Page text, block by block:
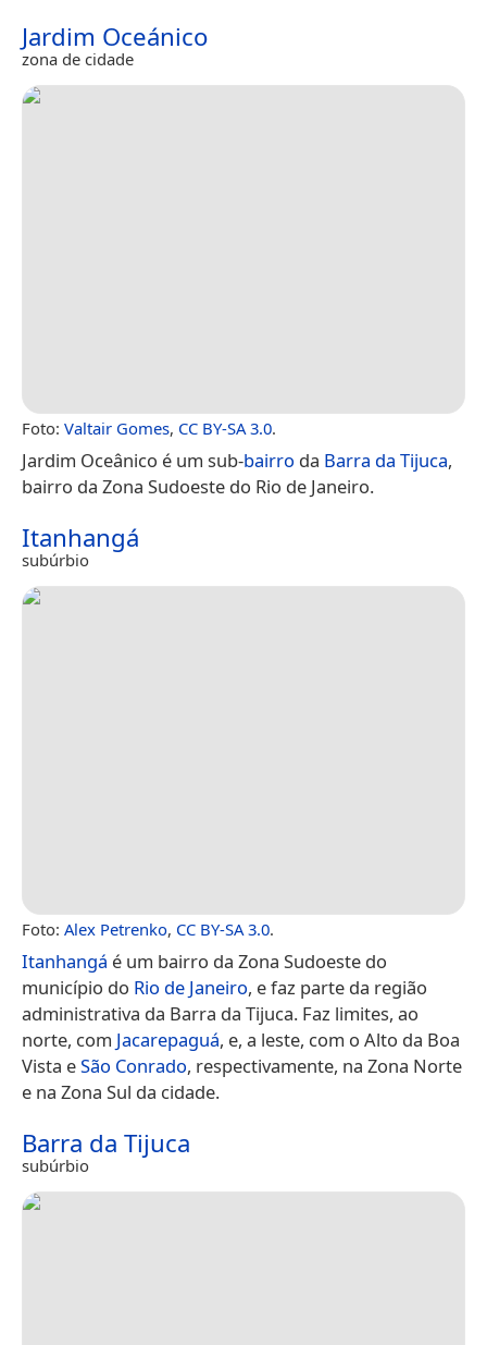
Jardim Oceánico
zona de cidade
Foto: Valtair Gomes, CC BY-SA 3.0.
Jardim Oceânico é um sub-bairro da Barra da Tijuca,
bairro da Zona Sudoeste do Rio de Janeiro.
Itanhangá
subúrbio
Foto: Alex Petrenko, CC BY-SA 3.0.
Itanhangá é um bairro da Zona Sudoeste do
município do Rio de Janeiro, e faz parte da região
administrativa da Barra da Tijuca. Faz limites, ao
norte, com Jacarepaguá, e, a leste, com o Alto da Boa
Vista eSão Conrado, respectivamente, na Zona Norte
e na Zona Sul da cidade.
Barra da Tijuca
subúrbio